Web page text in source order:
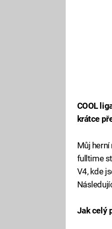
COOL
krátce
Můj
fulltime
V4, kde
Jak celý